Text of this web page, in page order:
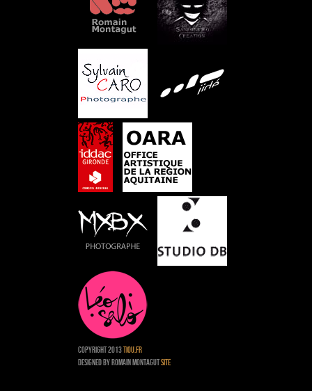
Copyright 2013Tiou.fr
Designed by Romain Montagutsite